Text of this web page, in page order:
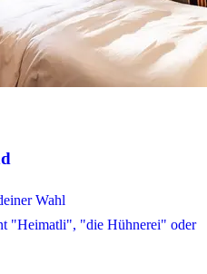
Wahl
"Heimatli", "die Hühnerei" oder